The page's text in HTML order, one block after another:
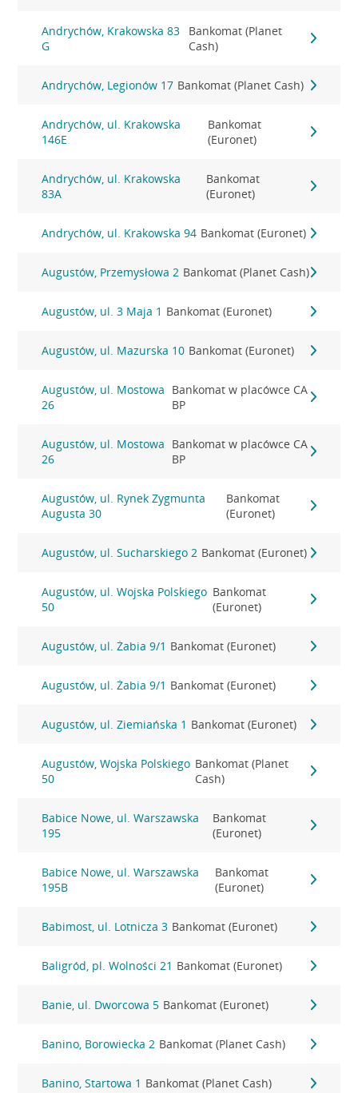
Andrychów, Krakowska 83
G
Bankomat (Planet
Cash)
Andrychów, Legionów 17 Bankomat (Planet Cash)
Andrychów, ul. Krakowska
146E
Bankomat
(Euronet)
Andrychów, ul. Krakowska
83A
Bankomat
(Euronet)
Andrychów, ul. Krakowska 94 Bankomat (Euronet)
Augustów, Przemysłowa 2 Bankomat (Planet Cash)
Augustów, ul. 3 Maja 1 Bankomat (Euronet)
Augustów, ul. Mazurska 10 Bankomat (Euronet)
Augustów, ul. Mostowa
26
Bankomat w placówce CA
BP
Augustów, ul. Mostowa
26
Bankomat w placówce CA
BP
Augustów, ul. Rynek Zygmunta
Augusta 30
Bankomat
(Euronet)
Augustów, ul. Sucharskiego 2 Bankomat (Euronet)
Augustów, ul. Wojska Polskiego
50
Bankomat
(Euronet)
Augustów, ul. Żabia 9/1 Bankomat (Euronet)
Augustów, ul. Żabia 9/1 Bankomat (Euronet)
Augustów, ul. Ziemiańska 1 Bankomat (Euronet)
Augustów, Wojska Polskiego
50
Bankomat (Planet
Cash)
Babice Nowe, ul. Warszawska
195
Bankomat
(Euronet)
Babice Nowe, ul. Warszawska
195B
Bankomat
(Euronet)
Babimost, ul. Lotnicza 3 Bankomat (Euronet)
Baligród, pl. Wolności 21 Bankomat (Euronet)
Banie, ul. Dworcowa 5 Bankomat (Euronet)
Banino, Borowiecka 2 Bankomat (Planet Cash)
Banino, Startowa 1 Bankomat (Planet Cash)